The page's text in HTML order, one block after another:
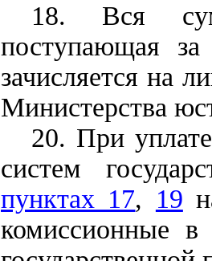
18. Вся
поступающая за
зачисляется на
Министерства
20. При
систем
пунктах 17, 19
комиссионные в